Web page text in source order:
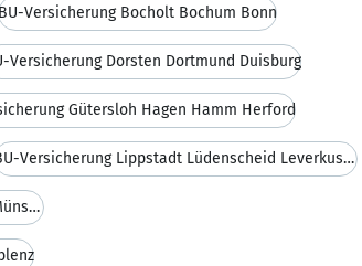
Versicherung Bocholt Bochum Bonn
Versicherung Dorsten Dortmund Duisburg
Gütersloh Hagen Hamm Herford
BU-Versicherung Lippstadt Lüdenscheid Leverkusen
BU-Versicherung Minden Mönchengladbach Münster